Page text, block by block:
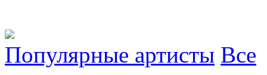
Популярные артисты Все